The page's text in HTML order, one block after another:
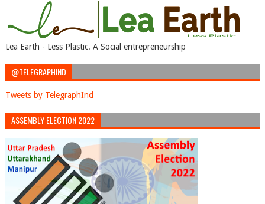
Lea Earth - Less Plastic. A Social entrepreneurship
@TELEGRAPHIND
Tweets by TelegraphInd
ASSEMBLY ELECTION 2022